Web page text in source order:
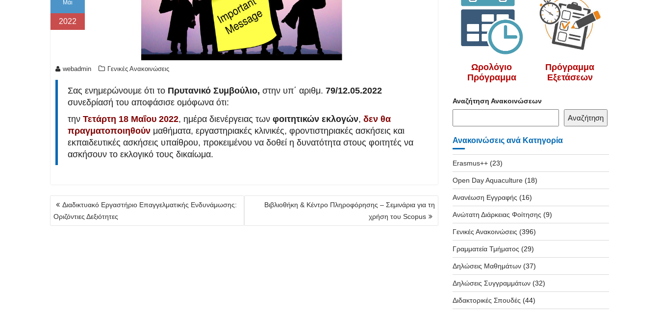
Μάι
2022
webadmin Γενικές Ανακοινώσεις
Σας ενημερώνουμε ότι το Πρυτανικό Συμβούλιο, στην υπ΄ αριθμ. 79/12.05.2022
συνεδρίασή του αποφάσισε ομόφωνα ότι:
την Τετάρτη 18 Μαΐου 2022, ημέρα διενέργειας των φοιτητικών εκλογών, δεν θα
πραγματοποιηθούν μαθήματα, εργαστηριακές κλινικές, φροντιστηριακές ασκήσεις και
εκπαιδευτικές ασκήσεις υπαίθρου, προκειμένου να δοθεί η δυνατότητα στους φοιτητές να
ασκήσουν το εκλογικό τους δικαίωμα.
Πλοήγηση
άρθρων
Διαδικτυακό Εργαστήριο Επαγγελματικής Ενδυνάμωσης:
Οριζόντιες Δεξιότητες
Βιβλιοθήκη & Κέντρο Πληροφόρησης – Σεμινάρια για τη
χρήση του Scopus
Ωρολόγιο
Πρόγραμμα
Πρόγραμμα
Εξετάσεων
Αναζήτηση Ανακοινώσεων
Αναζήτηση
Ανακοινώσεις ανά Κατηγορία
Erasmus++(23)
Open Day Aquaculture(18)
Ανανέωση Εγγραφής (16)
Ανώτατη Διάρκειας Φοίτησης (9)
Γενικές Ανακοινώσεις (396)
Γραμματεία Τμήματος (29)
Δηλώσεις Μαθημάτων(37)
Δηλώσεις Συγγραμμάτων(32)
Διδακτορικές Σπουδές (44)